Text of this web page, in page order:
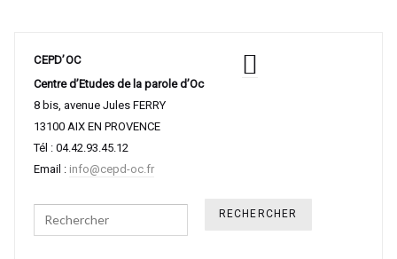
CEPD’OC
Centre d’Etudes de la parole d’Oc
8 bis, avenue Jules FERRY
13100 AIX EN PROVENCE
Tél : 04.42.93.45.12
Email : info@cepd-oc.fr
Search